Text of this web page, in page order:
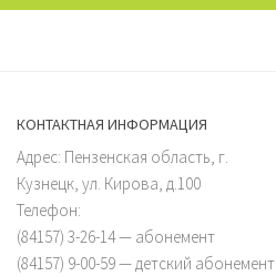
КОНТАКТНАЯ ИНФОРМАЦИЯ
Адрес: Пензенская область, г.
Кузнецк, ул. Кирова, д.100
Телефон:
(84157) 3-26-14 — абонемент
(84157) 9-00-59 — детский абонемент